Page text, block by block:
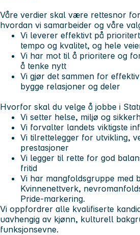
Våre verdier skal være rettesnor
hvordan vi samarbeider og våre
Vi leverer effektivt på
tempo og kvalitet, og hele
Vi har mot til å prioritere og
å tenke nytt
Vi gjør det sammen for
bygge relasjoner og deler
Hvorfor skal du velge å jobbe i
Vi setter helse, miljø og
Vi forvalter landets viktigste
Vi tilrettelegger for utvikling,
prestasjoner
Vi legger til rette for god
fritid
Vi har mangfoldsgruppe med
Kvinnenettverk,
Pride-markering.
Vi oppfordrer alle kvalifiserte
uavhengig av kjønn, kulturell
funksjonsevne.